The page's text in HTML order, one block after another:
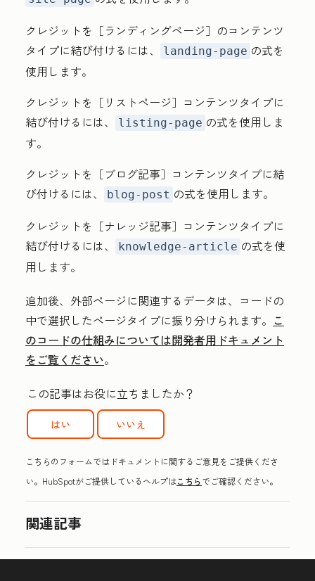
クレジットを［ランディングページ］ のコンテンツ
タイプに結び付けるには、
landing-page の式を
使用します。
クレジットを［リストページ］ コンテンツタイプに
結び付けるには、
listing-page の式を使用しま
す。
クレジットを［ブログ記事］ コンテンツタイプに結
び付けるには、
blog-post の式を使用します。
クレジットを［ナレッジ記事］ コンテンツタイプに
結び付けるには、
knowledge-article の式を使
用します。
追加後、外部ページに関連するデータは、コードの
中で選択したページタイプに振り分けられます。 こ
のコードの仕組みについては開発者用ドキュメント
をご覧ください。
この記事はお役に立ちましたか？
はい いいえ
こちらのフォームではドキュメントに関するご意見をご提供くださ
い。HubSpotがご提供しているヘルプはこちらでご確認ください。
関連記事